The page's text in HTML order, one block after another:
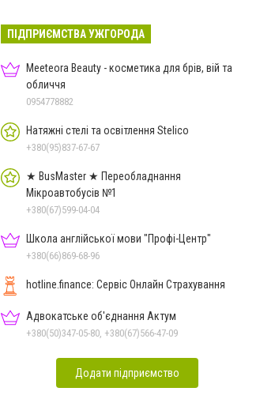
ПІДПРИЄМСТВА УЖГОРОДА
Meeteora Beauty - косметика для брів, вій та
обличчя
0954778882
Натяжні стелі та освітлення Stelico
+380(95)837-67-67
★ BusMaster ★ Переобладнання
Мікроавтобусів №1
+380(67)599-04-04
Школа англійської мови "Профі-Центр"
+380(66)869-68-96
hotline.finance: Сервіс Онлайн Страхування
Адвокатське об'єднання Актум
+380(50)347-05-80, +380(67)566-47-09
Додати підприємство